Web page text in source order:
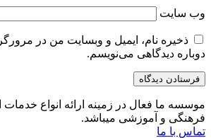
وب‌ سایت
ذخیره نام، ایمیل و وبسایت من در
دوباره دیدگاهی می‌نویسم.
موسسه ما فعال در زمینه ارائه انواع خدمات
فرهنگی و آموزشی میباشد.
تماس با ما